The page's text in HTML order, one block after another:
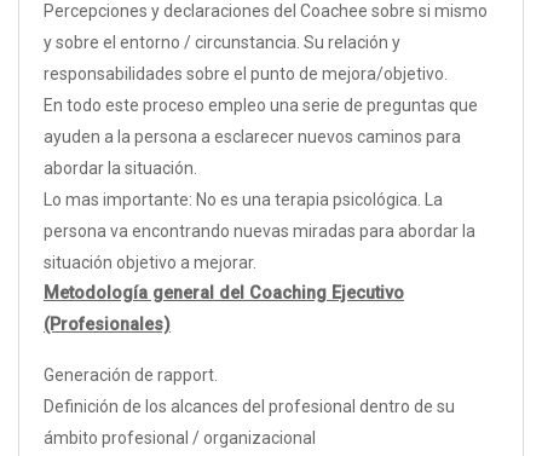
Percepciones y declaraciones del Coachee sobre si mismo
y sobre el entorno / circunstancia. Su relación y
responsabilidades sobre el punto de mejora/objetivo.
En todo este proceso empleo una serie de preguntas que
ayuden a la persona a esclarecer nuevos caminos para
abordar la situación.
Lo mas importante: No es una terapia psicológica. La
persona va encontrando nuevas miradas para abordar la
situación objetivo a mejorar.
Metodología general del Coaching Ejecutivo
(Profesionales)
Generación de rapport.
Definición de los alcances del profesional dentro de su
ámbito profesional / organizacional